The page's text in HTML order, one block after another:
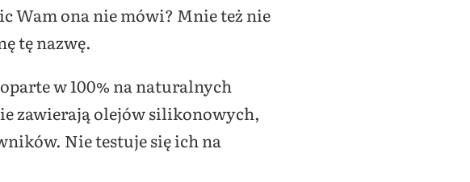
Wam ona nie mówi? Mnie też nie
tę nazwę.
w 100% na naturalnych
zawierają olejów silikonowych,
Nie testuje się ich na